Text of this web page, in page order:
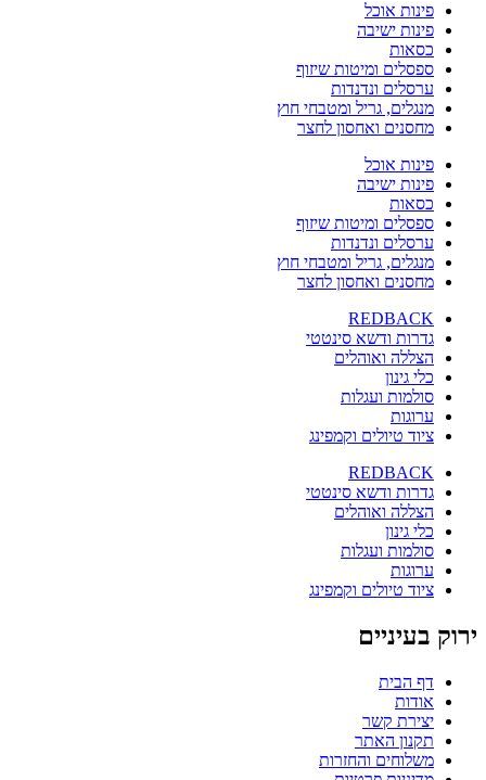
פינות אוכל
פינות ישיבה
כסאות
ספסלים ומיטות שיזוף
ערסלים ונדנדות
מנגלים, גריל ומטבחי חוץ
מחסנים ואחסון לחצר
פינות אוכל
פינות ישיבה
כסאות
ספסלים ומיטות שיזוף
ערסלים ונדנדות
מנגלים, גריל ומטבחי חוץ
מחסנים ואחסון לחצר
REDBACK
גדרות ודשא סינטטי
הצללה ואוהלים
כלי גינון
סולמות ועגלות
ערוגות
ציוד טיולים וקמפינג
REDBACK
גדרות ודשא סינטטי
הצללה ואוהלים
כלי גינון
סולמות ועגלות
ערוגות
ציוד טיולים וקמפינג
ירוק בעיניים
דף הבית
אודות
יצירת קשר
תקנון האתר
משלוחים והחזרות